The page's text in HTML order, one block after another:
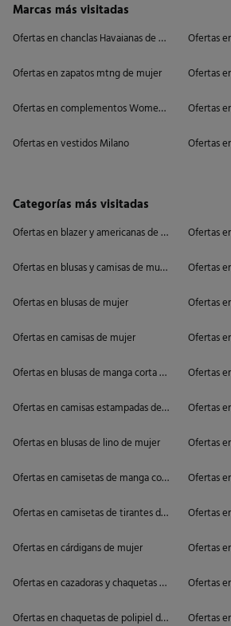
Marcas más visitadas
Ofertas en chanclas Havaianas de mujer
Ofertas en zapatos mtng de mujer
Ofertas en complementos Women'secret
Ofertas en vestidos Milano
Ofertas
Ofertas
Ofertas
Ofertas
Categorías más visitadas
Ofertas en blazer y americanas de mujer
Ofertas en blusas y camisas de mujer
Ofertas en blusas de mujer
Ofertas en camisas de mujer
Ofertas en blusas de manga corta de mujer
Ofertas en camisas estampadas de mujer
Ofertas en blusas de lino de mujer
Ofertas en camisetas de manga corta de mujer
Ofertas en camisetas de tirantes de mujer
Ofertas en cárdigans de mujer
Ofertas en cazadoras y chaquetas de mujer
Ofertas en chaquetas de polipiel de mujer
Ofertas
Ofertas
Ofertas
Ofertas
Ofertas
Ofertas
Ofertas
Ofertas
Ofertas
Ofertas
Ofertas
Ofertas